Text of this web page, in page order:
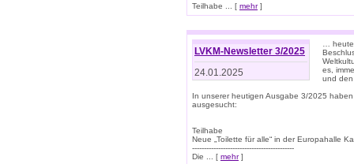
Teilhabe ... [ mehr]
LVKM-Newsletter 3/2025
24.01.2025
…
es,
und
In unserer heutigen Ausgabe 3/2025
ausgesucht:
Teilhabe
Neue „Toilette für alle“ in der Europahalle
-------------------------------------------
Die ... [ mehr]